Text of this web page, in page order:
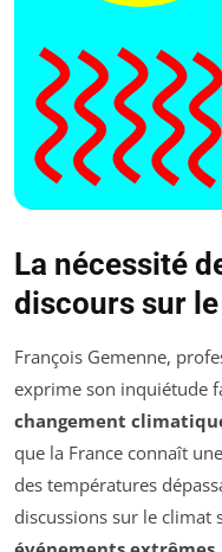
La nécessité
discours sur
François Gemenne,
exprime son inquiétude
changement
que la France connaît
des températures
discussions sur le climat